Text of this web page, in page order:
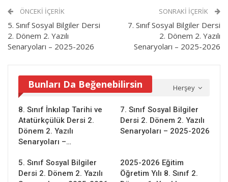
ÖNCEKI İÇERIK
5. Sınıf Sosyal Bilgiler Dersi
2. Dönem 2. Yazılı
Senaryoları – 2025-2026
SONRAKI İÇERIK
7. Sınıf Sosyal Bilgiler Dersi
2. Dönem 2. Yazılı
Senaryoları – 2025-2026
Herşey
Bunları Da Beğenebilirsin
8. Sınıf İnkılap Tarihi ve
Atatürkçülük Dersi 2.
Dönem 2. Yazılı
Senaryoları –…
7. Sınıf Sosyal Bilgiler
Dersi 2. Dönem 2. Yazılı
Senaryoları – 2025-2026
5. Sınıf Sosyal Bilgiler
Dersi 2. Dönem 2. Yazılı
2025-2026 Eğitim
Öğretim Yılı 8. Sınıf 2.